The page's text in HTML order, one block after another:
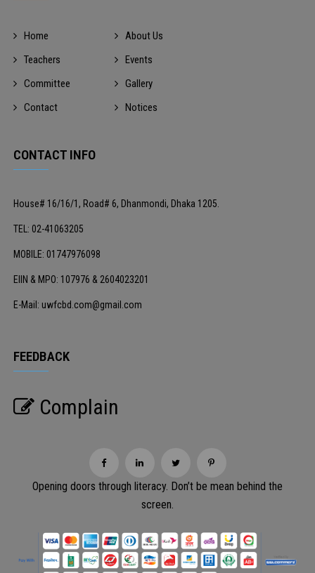
Home
About Us
Teachers
Events
Committee
Gallery
Contact
Notices
CONTACT INFO
House# 16/16/1, Road# 6, Dhanmondi, Dhaka 1205.
TEL: 02-41063205
MOBILE: 01747976098
EIIN & MPO: 107976 & 2604023201
E-Mail: uwfcbd.com@gmail.com
FEEDBACK
Complain
Opening doors through literacy. Don’t be mean behind the
screen.